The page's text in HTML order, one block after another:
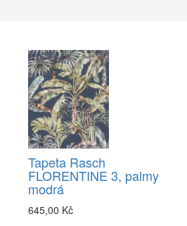
Tapeta Rasch
FLORENTINE 3, palmy
modrá
645,00 Kč